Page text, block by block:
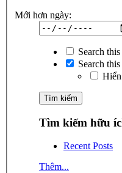
Mới hơn ngày:
Search
Search
Tìm kiếm hữu
Recent Posts
Thêm...